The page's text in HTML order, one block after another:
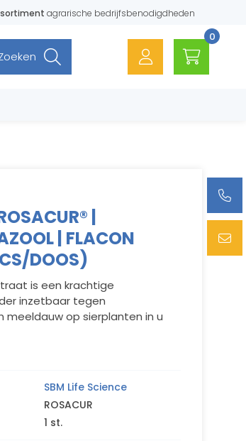
agrarische bedrijfsbenodigdheden
0
|
| FLACON
DOOS)
is een krachtige
inzetbaar tegen
meeldauw op sierplanten in u
SBM Life Science
ROSACUR
1 st.